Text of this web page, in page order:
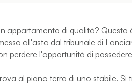
appartamento di qualità? Questa
all'asta dal tribunale di
perdere l'opportunità di
al piano terra di uno stabile. Si